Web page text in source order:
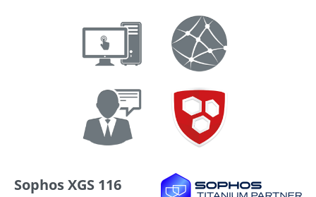
Sophos XGS 116